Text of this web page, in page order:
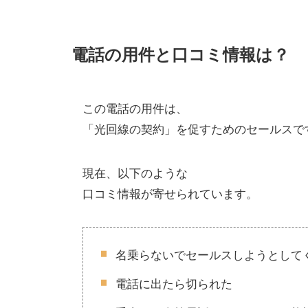
電話の用件と口コミ情報は？
この電話の用件は、
「光回線の契約」を促すためのセールスで
現在、以下のような
口コミ情報が寄せられています。
名乗らないでセールスしようとして
電話に出たら切られた